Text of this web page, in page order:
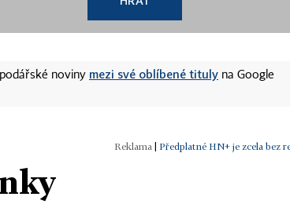
noviny mezi své oblíbené tituly na Google
| Předplatné HN+ je zcela bez